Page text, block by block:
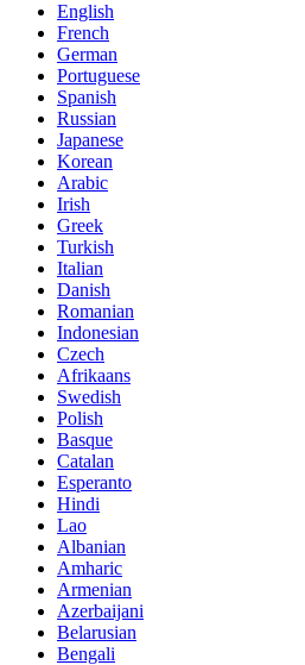
English
French
German
Portuguese
Spanish
Russian
Japanese
Korean
Arabic
Irish
Greek
Turkish
Italian
Danish
Romanian
Indonesian
Czech
Afrikaans
Swedish
Polish
Basque
Catalan
Esperanto
Hindi
Lao
Albanian
Amharic
Armenian
Azerbaijani
Belarusian
Bengali